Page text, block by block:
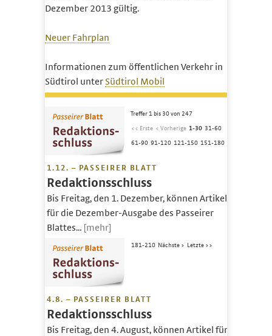
Dezember 2013 gültig.
Neuer Fahrplan
Informationen zum öffentlichen Verkehr in
Südtirol unter Südtirol Mobil
1.12. – PASSEIRER BLATT
Redaktionsschluss
Bis Freitag, den 1. Dezember, können Artikel
für die Dezember-Ausgabe des Passeirer
Blattes... [mehr]
4.8. – PASSEIRER BLATT
Redaktionsschluss
Bis Freitag, den 4. August, können Artikel für
Treffer 1 bis 30 von 247
<< Erste < Vorherige 1-30 31-60
61-90 91-120 121-150 151-180
181-210 Nächste > Letzte >>